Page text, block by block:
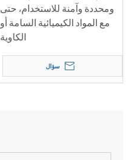
ومحددة وآمنة للاستخدام، حتى
مع المواد الكيميائية السامة أو
الكاوية
سؤال